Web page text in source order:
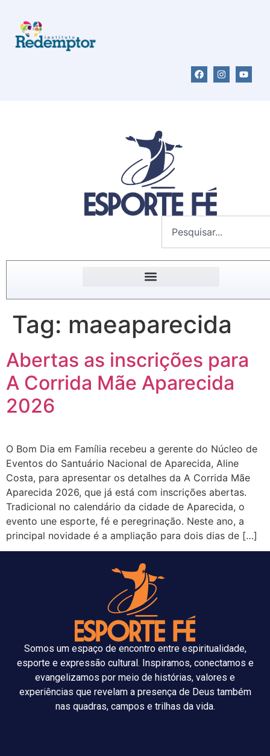
Tag: maeaparecida
Abertas as inscrições para
A Corrida Mãe Aparecida
2026
O Bom Dia em Família recebeu a gerente do Núcleo de
Eventos do Santuário Nacional de Aparecida, Aline
Costa, para apresentar os detalhes da A Corrida Mãe
Aparecida 2026, que já está com inscrições abertas.
Tradicional no calendário da cidade de Aparecida, o
evento une esporte, fé e peregrinação. Neste ano, a
principal novidade é a ampliação para dois dias de […]
Somos um espaço de encontro entre espiritualidade,
esporte e expressão cultural. Inspiramos, conectamos e
evangelizamos por meio de histórias, valores e
experiências que revelam a presença de Deus também
nas quadras, campos e trilhas da vida.